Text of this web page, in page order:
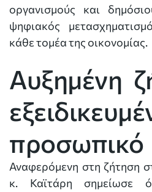
οργανισμούς και
ψηφιακός
κάθε τομέα της οικονομίας.
Αυξημένη
προσωπικό
Αναφερόμενη στη ζήτηση
κ. Καϊτάρη σημείωσε